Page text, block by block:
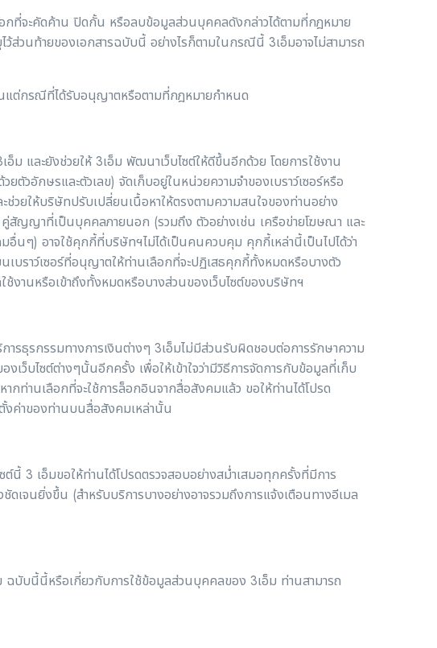
กที่จะคัดค้าน ปิดกั้น หรือลบข้อมูลส่วนบุคคลดังกล่าวได้ตามที่กฎหมาย
วนท้ายของเอกสารฉบับนี้ อย่างไรก็ตามในกรณีนี้ 3เอ็มอาจไม่สามารถ
ต่กรณีที่ได้รับอนุญาตหรือตามที่กฎหมายกำหนด
ม และยังช่วยให้ 3เอ็ม พัฒนาเว็บไซต์ให้ดีขึ้นอีกด้วย โดยการใช้งาน
วอักษรและตัวเลข) จัดเก็บอยู่ในหน่วยความจำของเบราว์เซอร์หรือ
วยให้บริษัทปรับเปลี่ยนเนื้อหาให้ตรงตามความสนใจของท่านอย่าง
คู่สัญญาที่เป็นบุคคลภายนอก (รวมถึง ตัวอย่างเช่น เครือข่ายโฆษณา และ
อื่นๆ) อาจใช้คุกกี้ที่บริษัทฯไม่ได้เป็นคนควบคุม คุกกี้เหล่านี้เป็นไปได้ว่า
บราว์เซอร์ที่อนุญาตให้ท่านเลือกที่จะปฏิเสธคุกกี้ทั้งหมดหรือบางตัว
งานหรือเข้าถึงทั้งหมดหรือบางส่วนของเว็บไซต์ของบริษัทฯ
ารธุรกรรมทางการเงินต่างๆ 3เอ็มไม่มีส่วนรับผิดชอบต่อการรักษาความ
ว็บไซต์ต่างๆนั้นอีกครั้ง เพื่อให้เข้าใจว่ามีวิธีการจัดการกับข้อมูลที่เก็บ
กท่านเลือกที่จะใช้การล็อกอินจากสื่อสังคมแล้ว ขอให้ท่านได้โปรด
ค่าของท่านบนสื่อสังคมเหล่านั้น
นี้ 3 เอ็มขอให้ท่านได้โปรดตรวจสอบอย่างสม่ำเสมอทุกครั้งที่มีการ
เจนยิ่งขึ้น (สำหรับบริการบางอย่างอาจรวมถึงการแจ้งเตือนทางอีเมล
ฉบับนี้นี้หรือเกี่ยวกับการใช้ข้อมูลส่วนบุคคลของ 3เอ็ม ท่านสามารถ